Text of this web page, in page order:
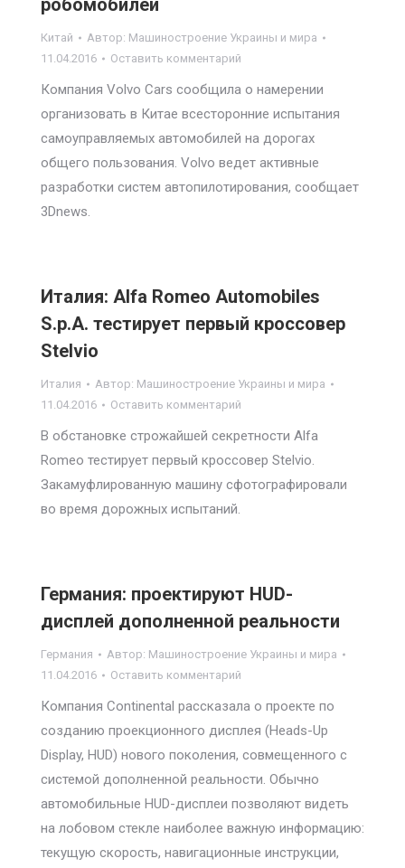
робомобилей
Китай Автор: Машиностроение Украины и мира
11.04.2016
Оставить комментарий
Компания Volvo Cars сообщила о намерении
организовать в Китае всесторонние испытания
самоуправляемых автомобилей на дорогах
общего пользования. Volvo ведет активные
разработки систем автопилотирования, сообщает
3Dnews.
Италия: Alfa Romeo Automobiles
S.p.A. тестирует первый кроссовер
Stelvio
Италия Автор: Машиностроение Украины и мира
11.04.2016
Оставить комментарий
В обстановке строжайшей секретности Alfa
Romeo тестирует первый кроссовер Stelvio.
Закамуфлированную машину сфотографировали
во время дорожных испытаний.
Германия: проектируют HUD-
дисплей дополненной реальности
Германия Автор: Машиностроение Украины и мира
11.04.2016
Оставить комментарий
Компания Continental рассказала о проекте по
созданию проекционного дисплея (Heads-Up
Display, HUD) нового поколения, совмещенного с
системой дополненной реальности. Обычно
автомобильные HUD-дисплеи позволяют видеть
на лобовом стекле наиболее важную информацию:
текущую скорость, навигационные инструкции,